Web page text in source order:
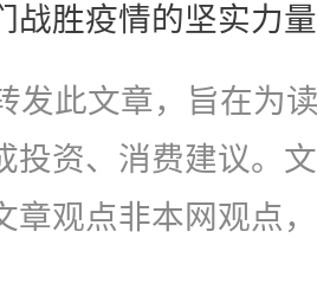
战胜疫情的坚实力
发此文章，旨在为
投资、消费建议。
章观点非本网观点